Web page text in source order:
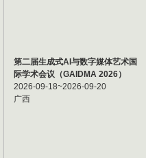
第二届生成式AI与数字媒体艺术国
际学术会议（GAIDMA 2026）
2026-09-18~2026-09-20
广西